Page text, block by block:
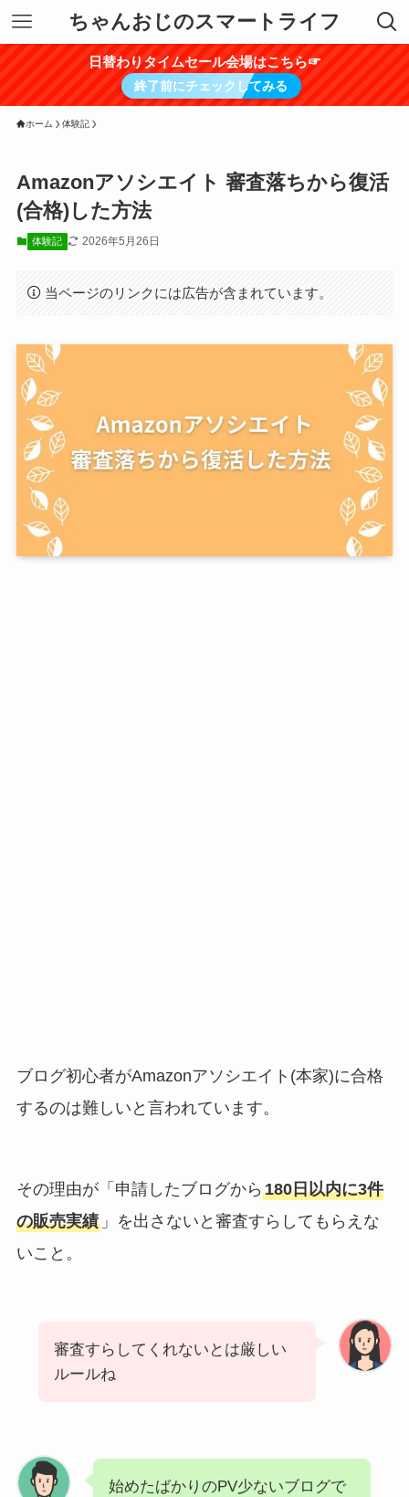
ちゃんおじのスマートライフ
日替わりタイムセール会場はこちら☞
終了前にチェックしてみる
ホーム 体験記
Amazonアソシエイト 審査落ちから復活
(合格)した方法
体験記 2026年5月26日
当ページのリンクには広告が含まれています。
ブログ初心者がAmazonアソシエイト(本家)に合格
するのは難しいと言われています。
その理由が「申請したブログから 180日以内に3件
の販売実績」を出さないと審査すらしてもらえな
いこと。
審査すらしてくれないとは厳しい
ルールね
始めたばかりのPV少ないブログで